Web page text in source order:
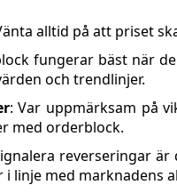
alltid på att priset
fungerar bäst när
och trendlinjer.
: Var uppmärksam på
med orderblock.
reverseringar
linje med marknadens